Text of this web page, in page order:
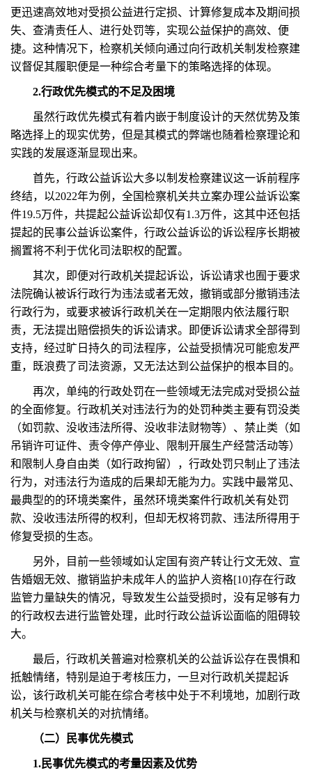
更迅速高效地对受损公益进行定损、计算修复成本及期间损
失、查清责任人、进行处罚等，实现公益保护的高效、便
捷。这种情况下，检察机关倾向通过向行政机关制发检察建
议督促其履职便是一种综合考量下的策略选择的体现。
2.行政优先模式的不足及困境
虽然行政优先模式有着内嵌于制度设计的天然优势及策
略选择上的现实优势，但是其模式的弊端也随着检察理论和
实践的发展逐渐显现出来。
首先，行政公益诉讼大多以制发检察建议这一诉前程序
终结，以2022年为例，全国检察机关共立案办理公益诉讼案
件19.5万件，共提起公益诉讼却仅有1.3万件，这其中还包括
提起的民事公益诉讼案件，行政公益诉讼的诉讼程序长期被
搁置将不利于优化司法职权的配置。
其次，即便对行政机关提起诉讼，诉讼请求也囿于要求
法院确认被诉行政行为违法或者无效，撤销或部分撤销违法
行政行为，或要求被诉行政机关在一定期限内依法履行职
责，无法提出赔偿损失的诉讼请求。即便诉讼请求全部得到
支持，经过旷日持久的司法程序，公益受损情况可能愈发严
重，既浪费了司法资源，又无法达到公益保护的根本目的。
再次，单纯的行政处罚在一些领域无法完成对受损公益
的全面修复。行政机关对违法行为的处罚种类主要有罚没类
（如罚款、没收违法所得、没收非法财物等）、禁止类（如
吊销许可证件、责令停产停业、限制开展生产经营活动等）
和限制人身自由类（如行政拘留），行政处罚只制止了违法
行为，对违法行为造成的后果却无能为力。实践中最常见、
最典型的的环境类案件，虽然环境类案件行政机关有处罚
款、没收违法所得的权利，但却无权将罚款、违法所得用于
修复受损的生态。
另外，目前一些领域如认定国有资产转让行文无效、宣
告婚姻无效、撤销监护未成年人的监护人资格[10]存在行政
监管力量缺失的情况，导致发生公益受损时，没有足够有力
的行政权去进行监管处理，此时行政公益诉讼面临的阻碍较
大。
最后，行政机关普遍对检察机关的公益诉讼存在畏惧和
抵触情绪，特别是迫于考核压力，一旦对行政机关提起诉
讼，该行政机关可能在综合考核中处于不利境地，加剧行政
机关与检察机关的对抗情绪。
（二）民事优先模式
1.民事优先模式的考量因素及优势